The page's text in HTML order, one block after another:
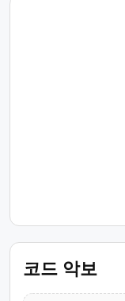
코드 악보